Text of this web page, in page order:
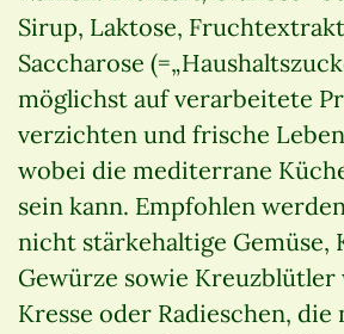
Sirup, Laktose,
Saccharose
möglichst auf verarbeitete
verzichten und frische
wobei die mediterrane
sein kann. Empfohlen
nicht stärkehaltige Gemüse,
Gewürze sowie Kreuzblütler
Kresse oder Radieschen,